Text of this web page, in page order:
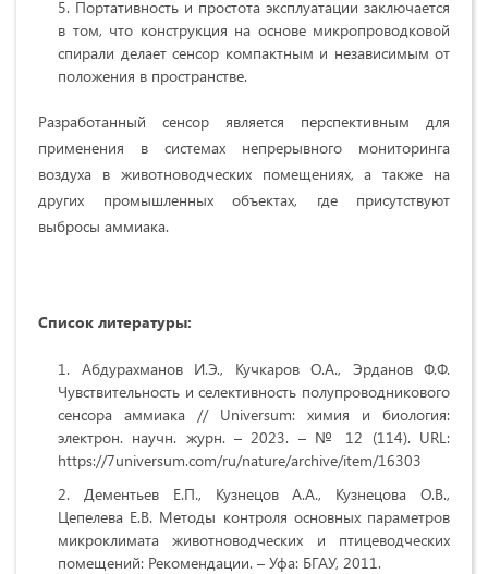
Портативность и простота эксплуатации заключается
в том, что конструкция на основе микропроводковой
спирали делает сенсор компактным и независимым от
положения в пространстве.
Разработанный сенсор является перспективным для
применения в системах непрерывного мониторинга
воздуха в животноводческих помещениях, а также на
других промышленных объектах, где присутствуют
выбросы аммиака.
Список литературы:
Абдурахманов И.Э., Кучкаров О.A., Эрданов Ф.Ф.
Чувствительность и селективность полупроводникового
сенсора аммиака // Universum: химия и биология:
электрон. научн. журн. – 2023. – № 12 (114). URL:
https://7universum.com/ru/nature/archive/item/16303
Дементьев Е.П., Кузнецов А.А., Кузнецова О.В.,
Цепелева Е.В. Методы контроля основных параметров
микроклимата животноводческих и птицеводческих
помещений: Рекомендации. – Уфа: БГАУ, 2011.